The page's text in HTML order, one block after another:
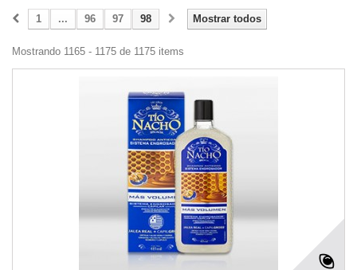
Mostrar todos
1 ... 96 97 98
Mostrando 1165 - 1175 de 1175 items